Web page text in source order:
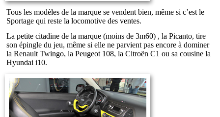
Tous les modèles de la marque se vendent bien, même si c’est le
Sportage qui reste la locomotive des ventes.
La petite citadine de la marque (moins de 3m60) , la Picanto, tire
son épingle du jeu, même si elle ne parvient pas encore à dominer
la Renault Twingo, la Peugeot 108, la Citroën C1 ou sa cousine la
Hyundai i10.